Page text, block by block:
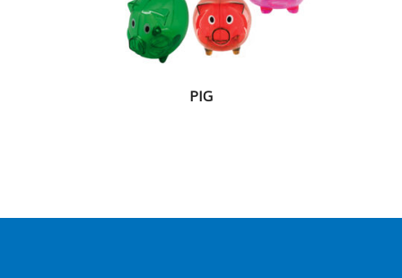
LEER MÁS
PIG